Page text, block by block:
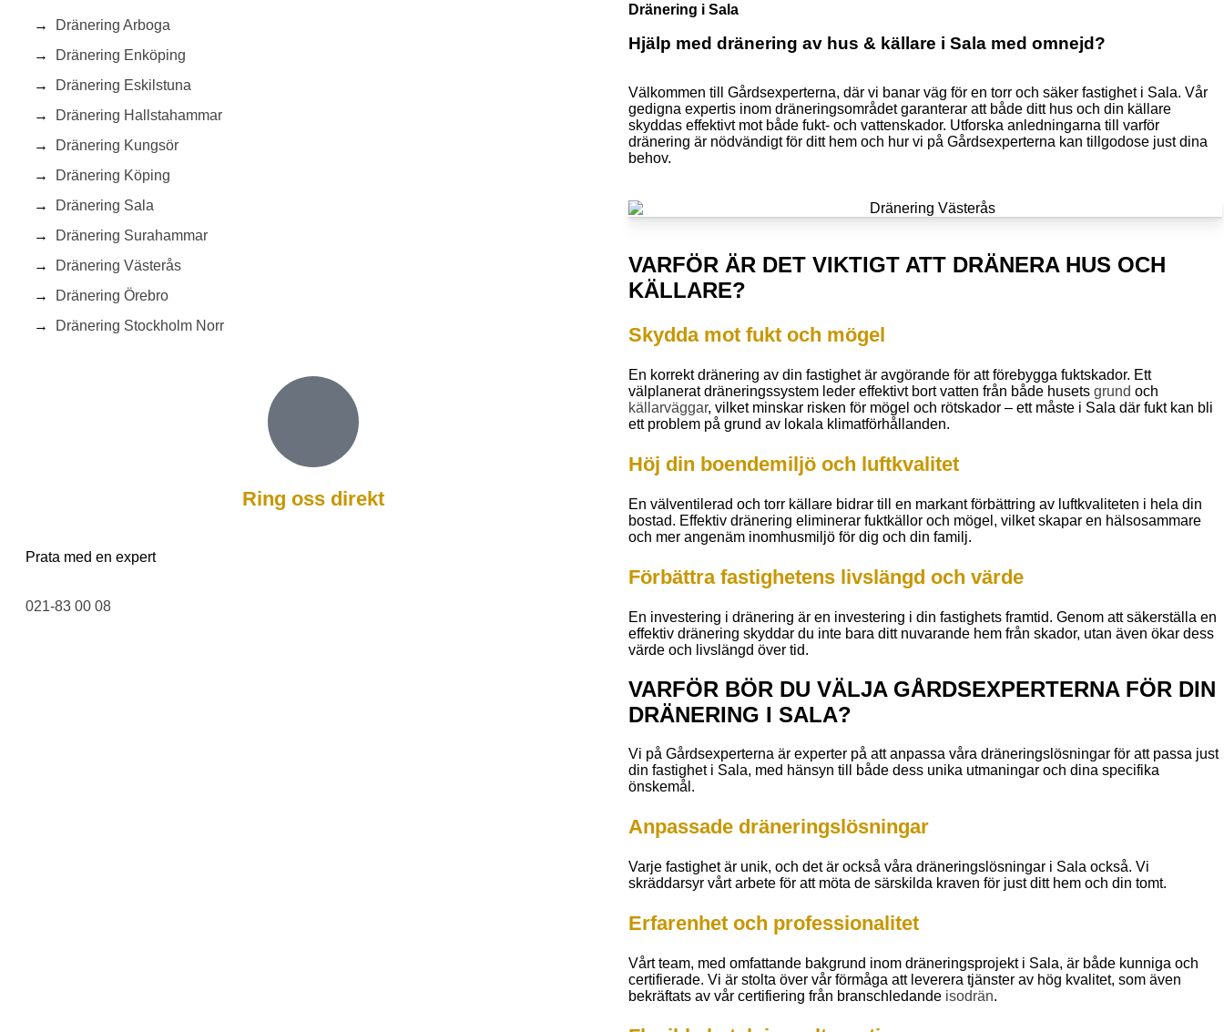
Dränering Arboga
Dränering Enköping
Dränering Eskilstuna
Dränering Hallstahammar
Dränering Kungsör
Dränering Köping
Dränering Sala
Dränering Surahammar
Dränering Västerås
Dränering Örebro
Dränering Stockholm Norr
Ring oss direkt
Prata med en expert
021-83 00 08
Dränering i Sala
Hjälp med dränering av hus & källare i Sala med omnejd?
Välkommen till Gårdsexperterna, där vi banar väg för en torr och säker fastighet i Sala. Vår
gedigna expertis inom dräneringsområdet garanterar att både ditt hus och din källare
skyddas effektivt mot både fukt- och vattenskador. Utforska anledningarna till varför
dränering är nödvändigt för ditt hem och hur vi på Gårdsexperterna kan tillgodose just dina
behov.
VARFÖR ÄR DET VIKTIGT ATT DRÄNERA HUS OCH
KÄLLARE?
Skydda mot fukt och mögel
En korrekt dränering av din fastighet är avgörande för att förebygga fuktskador. Ett
välplanerat dräneringssystem leder effektivt bort vatten från både husets grund och
källarväggar, vilket minskar risken för mögel och rötskador – ett måste i Sala där fukt kan bli
ett problem på grund av lokala klimatförhållanden.
Höj din boendemiljö och luftkvalitet
En välventilerad och torr källare bidrar till en markant förbättring av luftkvaliteten i hela din
bostad. Effektiv dränering eliminerar fuktkällor och mögel, vilket skapar en hälsosammare
och mer angenäm inomhusmiljö för dig och din familj.
Förbättra fastighetens livslängd och värde
En investering i dränering är en investering i din fastighets framtid. Genom att säkerställa en
effektiv dränering skyddar du inte bara ditt nuvarande hem från skador, utan även ökar dess
värde och livslängd över tid.
VARFÖR BÖR DU VÄLJA GÅRDSEXPERTERNA FÖR DIN
DRÄNERING I SALA?
Vi på Gårdsexperterna är experter på att anpassa våra dräneringslösningar för att passa just
din fastighet i Sala, med hänsyn till både dess unika utmaningar och dina specifika
önskemål.
Anpassade dräneringslösningar
Varje fastighet är unik, och det är också våra dräneringslösningar i Sala också. Vi
skräddarsyr vårt arbete för att möta de särskilda kraven för just ditt hem och din tomt.
Erfarenhet och professionalitet
Vårt team, med omfattande bakgrund inom dräneringsprojekt i Sala, är både kunniga och
certifierade. Vi är stolta över vår förmåga att leverera tjänster av hög kvalitet, som även
bekräftats av vår certifiering från branschledande isodrän.